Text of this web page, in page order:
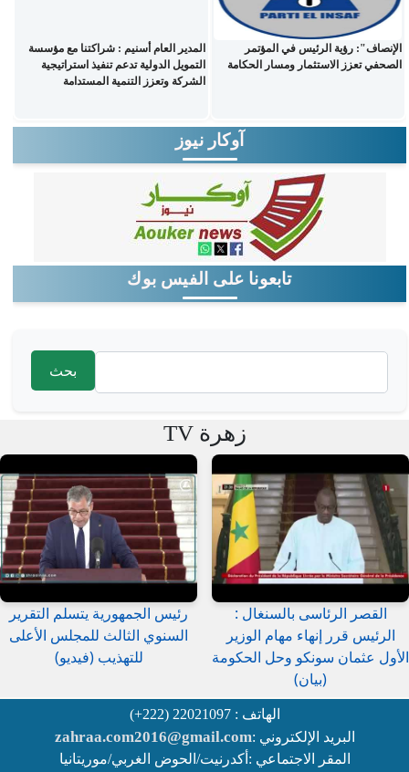
الإنصاف": رؤية الرئيس في المؤتمر
الصحفي تعزز الاستثمار ومسار الحكامة
المدير العام أسنيم : شراكتنا مع مؤسسة
التمويل الدولية تدعم تنفيذ استراتيجية
الشركة وتعزز التنمية المستدامة
آوكار نيوز
تابعونا على الفيس بوك
‏بحث ‏
زهرة TV
القصر الرئاسى بالسنغال :
الرئيس قرر إنهاء مهام الوزير
الأول عثمان سونكو وحل الحكومة
(بيان)
رئيس الجمهورية يتسلم التقرير
السنوي الثالث للمجلس الأعلى
للتهذيب (فيديو)
الهاتف : 22021097 (222+)
البريد الإلكتروني :zahraa.com2016@gmail.com
المقر الاجتماعي :أكدرنيت/الحوض الغربي/موريتانيا